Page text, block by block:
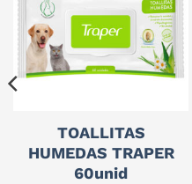
TOALLITAS
HUMEDAS TRAPER
60unid